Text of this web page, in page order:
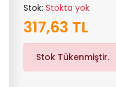
Stok: Stokta yok
317,63 TL
Stok Tükenmiştir.